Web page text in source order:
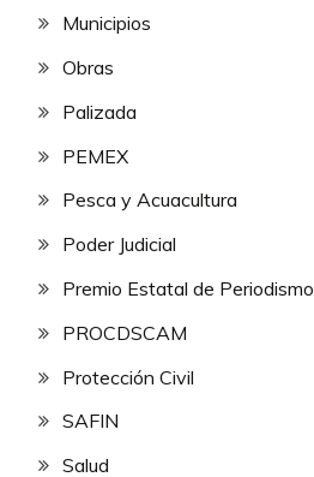
Municipios
Obras
Palizada
PEMEX
Pesca y Acuacultura
Poder Judicial
Premio Estatal de Periodismo
PROCDSCAM
Protección Civil
SAFIN
Salud